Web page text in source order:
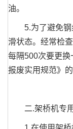
油。
5.为了避免钢
滑状态。经常检
每隔500次要更换
报废实用规范》
二.架桥机专用